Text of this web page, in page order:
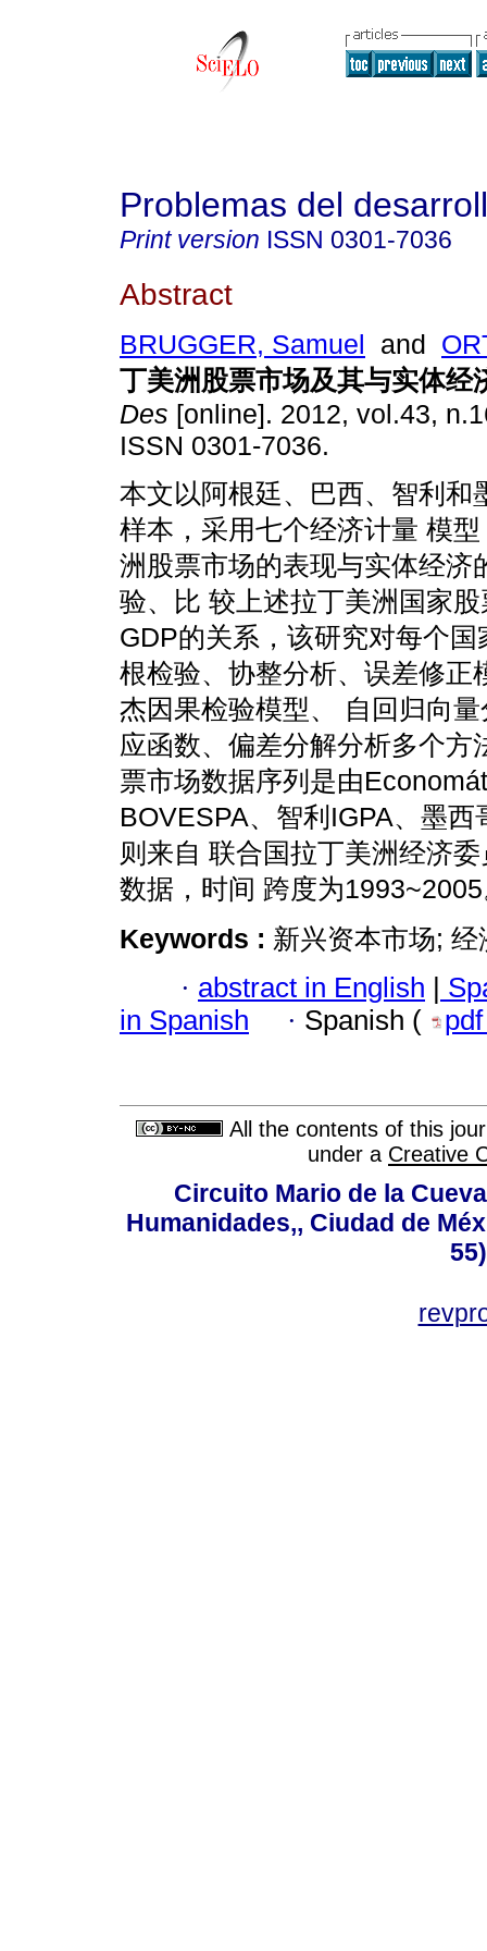
Problemas del
Print version ISSN 0301-7036
Abstract
BRUGGER, Samuel and
丁美洲股票市场及其与实体经
Des [online]. 2012, vol.43,
ISSN 0301-7036.
本文以阿根廷、巴西、智利和
样本，采用七个经济计量 模
洲股票市场的表现与实体经济
验、比 较上述拉丁美洲国家
GDP的关系，该研究对每个国
根检验、协整分析、误差修正
杰因果检验模型、 自回归向
应函数、偏差分解分析多个方
票市场数据序列是由
BOVESPA、智利IGPA、墨
则来自 联合国拉丁美洲经济
数据，时间 跨度为
Keywords : 新兴资本市场;
· abstract in English |
in Spanish
· Spanish (
All the contents of this
under a Creative
Circuito Mario de la
Humanidades,, Ciudad de